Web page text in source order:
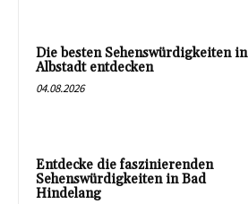
Die besten Sehenswürdigkeiten in
Albstadt entdecken
04.08.2026
Entdecke die faszinierenden
Sehenswürdigkeiten in Bad
Hindelang